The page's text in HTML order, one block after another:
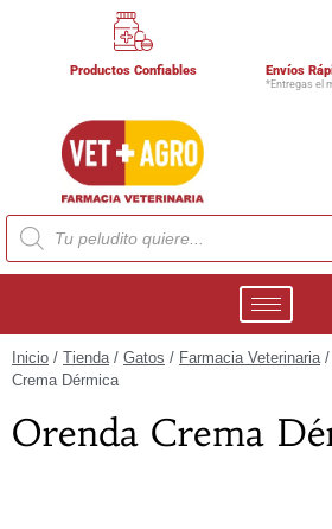
Productos Confiables Envíos
*Entregas el
Inicio / Tienda/ Gatos / Farmacia Veterinaria/
Crema Dérmica
Orenda Crema